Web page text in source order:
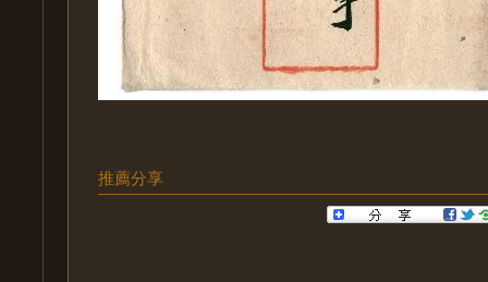
推薦分享